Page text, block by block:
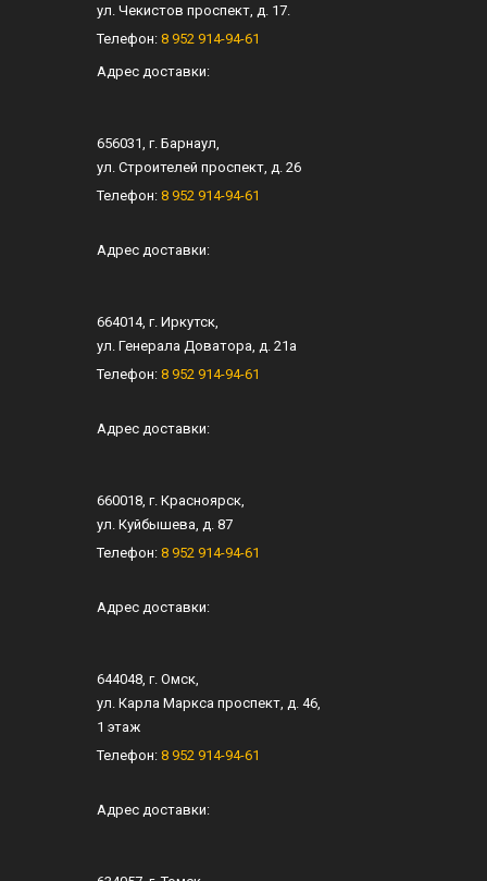
ул. Чекистов проспект, д. 17
Телефон: 8 952 914-94-61
Адрес доставки:
656031 , г. Барнаул
ул. Строителей проспект, д. 26
Телефон: 8 952 914-94-61
Адрес доставки:
664014, г. Иркутск
ул. Генерала Доватора, д. 21а
Телефон: 8 952 914-94-61
Адрес доставки:
660018 , г. Красноярск
ул. Куйбышева, д. 87
Телефон: 8 952 914-94-61
Адрес доставки:
644048 , г. Омск
ул. Карла Маркса проспект, д. 46
1 этаж
Телефон: 8 952 914-94-61
Адрес доставки: